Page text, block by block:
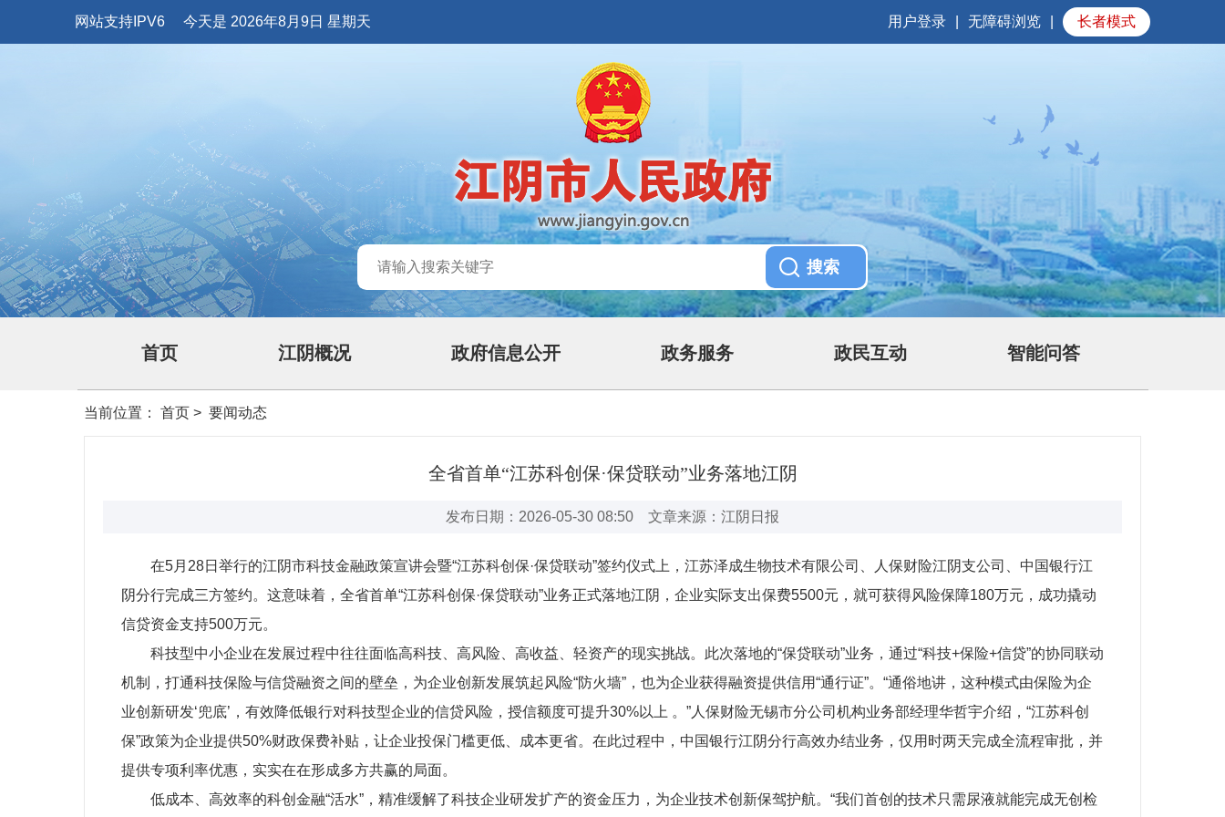
网站支持IPV6 今天是 2026年8月9日 星期天 用户登录 无障碍浏览 长者模式
首页 江阴概况 政府信息公开 政务服务 政民互动 智能问答
当前位置： 首页 > 要闻动态
全省首单“江苏科创保·保贷联动”业务落地江阴
发布日期：2026-05-30 08:50 文章来源：江阴日报
在5月28日举行的江阴市科技金融政策宣讲会暨“江苏科创保·保贷联动”签约仪式上，江苏泽成生物技术有限公司、人保财险江阴支公司、中国银行江
阴分行完成三方签约。这意味着，全省首单“江苏科创保·保贷联动”业务正式落地江阴，企业实际支出保费5500元，就可获得风险保障180万元，成功撬动
信贷资金支持500万元。
科技型中小企业在发展过程中往往面临高科技、高风险、高收益、轻资产的现实挑战。此次落地的“保贷联动”业务，通过“科技+保险+信贷”的协同联动
机制，打通科技保险与信贷融资之间的壁垒，为企业创新发展筑起风险“防火墙”，也为企业获得融资提供信用“通行证”。“通俗地讲，这种模式由保险为企
业创新研发‘兜底’，有效降低银行对科技型企业的信贷风险，授信额度可提升30%以上 。”人保财险无锡市分公司机构业务部经理华哲宇介绍，“江苏科创
保”政策为企业提供50%财政保费补贴，让企业投保门槛更低、成本更省。在此过程中，中国银行江阴分行高效办结业务，仅用时两天完成全流程审批，并
提供专项利率优惠，实实在在形成多方共赢的局面。
低成本、高效率的科创金融“活水”，精准缓解了科技企业研发扩产的资金压力，为企业技术创新保驾护航。“我们首创的技术只需尿液就能完成无创检